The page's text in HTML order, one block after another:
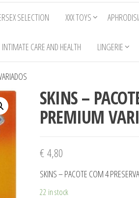
SELECTION XXX TOYS
INTIMATE CARE AND HEALTH LINGERIE
SKINS –
PREMIUM
€4,80
SKINS – PACOTE COM 4
22 in stock